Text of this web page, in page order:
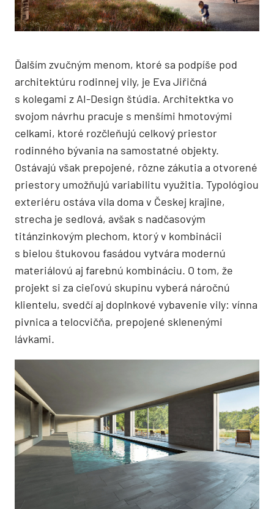
Ďalším zvučným menom, ktoré sa podpíše pod
architektúru rodinnej vily, je Eva Jiřičná
s kolegami z AI-Design štúdia. Architektka vo
svojom návrhu pracuje s menšími hmotovými
celkami, ktoré rozčleňujú celkový priestor
rodinného bývania na samostatné objekty.
Ostávajú však prepojené, rôzne zákutia a otvorené
priestory umožňujú variabilitu využitia. Typológiou
exteriéru ostáva vila doma v Českej krajine,
strecha je sedlová, avšak s nadčasovým
titánzinkovým plechom, ktorý v kombinácii
s bielou štukovou fasádou vytvára modernú
materiálovú aj farebnú kombináciu. O tom, že
projekt si za cieľovú skupinu vyberá náročnú
klientelu, svedčí aj doplnkové vybavenie vily: vínna
pivnica a telocvičňa, prepojené sklenenými
lávkami.